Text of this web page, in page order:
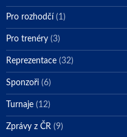
Pro rozhodčí (1)
Pro trenéry (3)
Reprezentace (32)
Sponzoři (6)
Turnaje (12)
Zprávy z ČR (9)